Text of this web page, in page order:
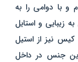
و با دوامی را به
و استایل
نیز از استیل
جنس در داخل